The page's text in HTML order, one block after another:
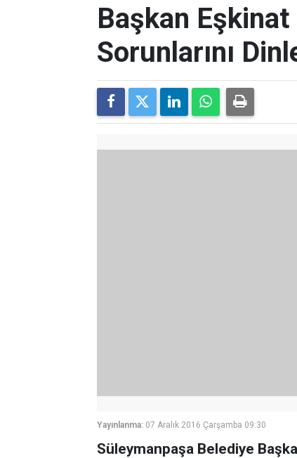
Başkan Eşkinat
Sorunlarını
Yayınlanma: 07 Aralık 2016 Çarşamba 09:30
Süleymanpaşa Belediye